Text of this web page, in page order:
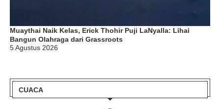
Muaythai Naik Kelas, Erick Thohir Puji LaNyalla: Lihai
Bangun Olahraga dari Grassroots
5 Agustus 2026
CUACA